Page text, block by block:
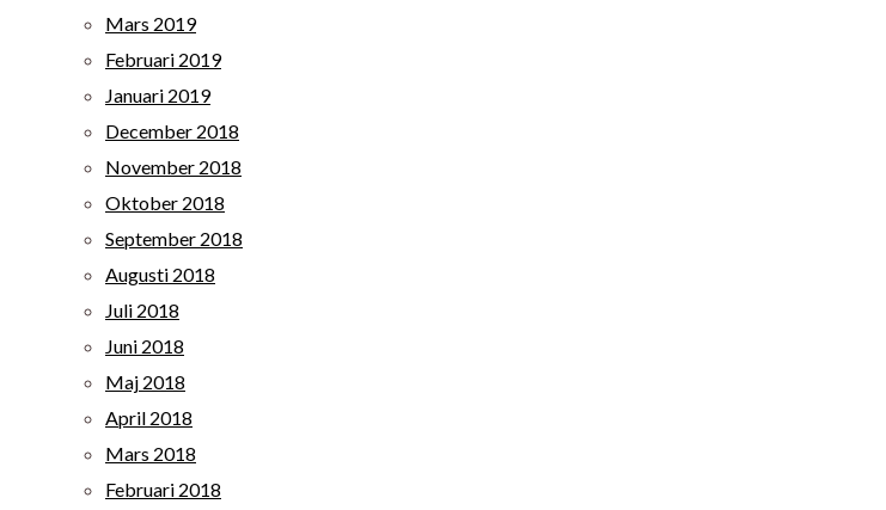
Mars 2019
Februari 2019
Januari 2019
December 2018
November 2018
Oktober 2018
September 2018
Augusti 2018
Juli 2018
Juni 2018
Maj 2018
April 2018
Mars 2018
Februari 2018